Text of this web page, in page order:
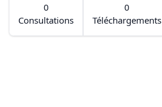
0
Consultations
0
Téléchargements